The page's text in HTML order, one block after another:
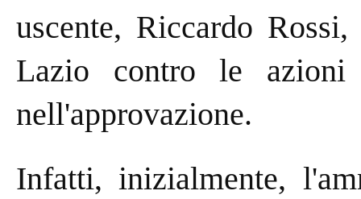
uscente, Riccardo
Lazio contro le
nell'approvazione.
Infatti, inizialmente,